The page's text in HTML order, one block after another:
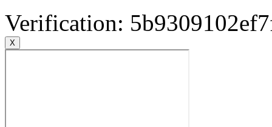
Verification:
X